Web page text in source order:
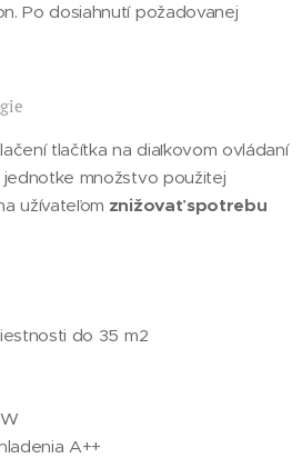
Po dosiahnutí požadovanej
tlačítka na diaľkovom ovládaní
množstvo použitej
užívateľom znižovať spotrebu
do 35 m2
A++